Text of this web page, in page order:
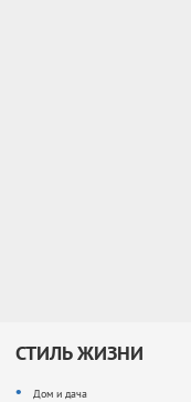
СТИЛЬ ЖИЗНИ
Дом и дача